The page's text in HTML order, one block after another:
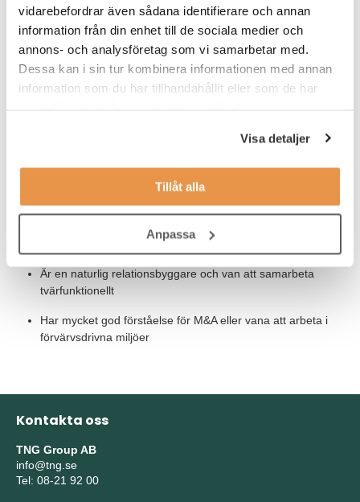
vidarebefordrar även sådana identifierare och annan
information från din enhet till de sociala medier och
annons- och analysföretag som vi samarbetar med.
Dessa kan i sin tur kombinera informationen med annan
information som du har tillhandahållit eller som de har
Visa detaljer
Tillåt alla
Anpassa
Har ledarerfarenheter och är van att leda seniora team
våra kunders vardag
Har erfarenhet av branschen/att arbeta nära kunder och
Är skicklig på att paketera ett helhetserbjudande och
en röd tråd
matrisorganisation
Har erfarenhet av strategiskt arbete och affärsutveckling
Är en naturlig relationsbyggare och van att samarbeta
tvärfunktionellt
Har mycket god förståelse för M&A eller vana att arbeta i
förvärvsdrivna miljöer
Kontakta oss
TNG Group AB
info@tng.se
Tel: 08-21 92 00